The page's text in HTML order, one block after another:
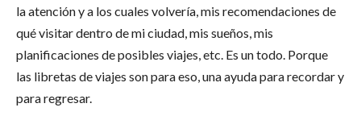
la atención y a los cuales volvería, mis recomendaciones de
qué visitar dentro de mi ciudad, mis sueños, mis
planificaciones de posibles viajes, etc. Es un todo. Porque
las libretas de viajes son para eso, una ayuda para recordar y
para regresar.